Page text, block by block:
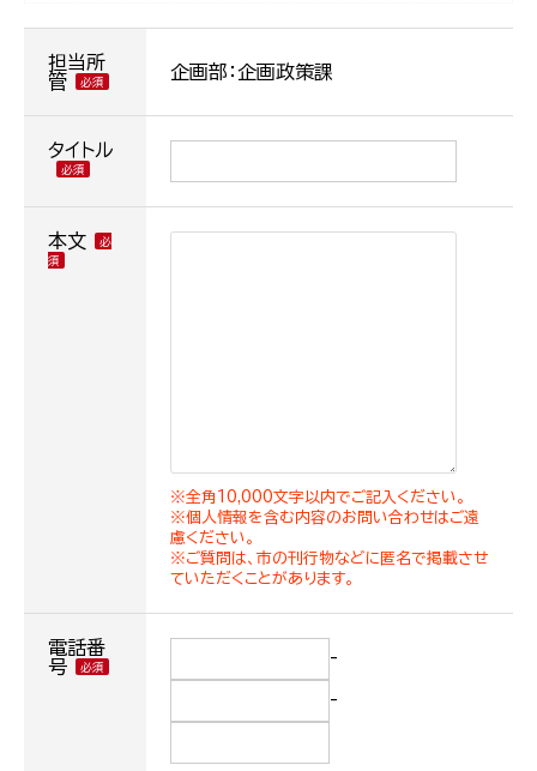
担当所
管
企画部：企画政策課
タイトル
本文
※全角10,000文字以内でご記入ください。
※個人情報を含む内容のお問い合わせはご遠
慮ください。
※ご質問は、市の刊行物などに匿名で掲載させ
ていただくことがあります。
電話番
号
-
-